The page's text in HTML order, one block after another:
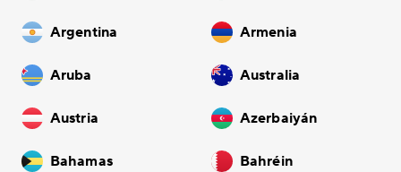
Argentina Armenia
Aruba Australia
Austria Azerbaiyán
Bahamas Bahréin